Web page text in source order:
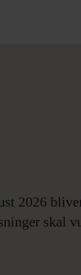
2026
skal